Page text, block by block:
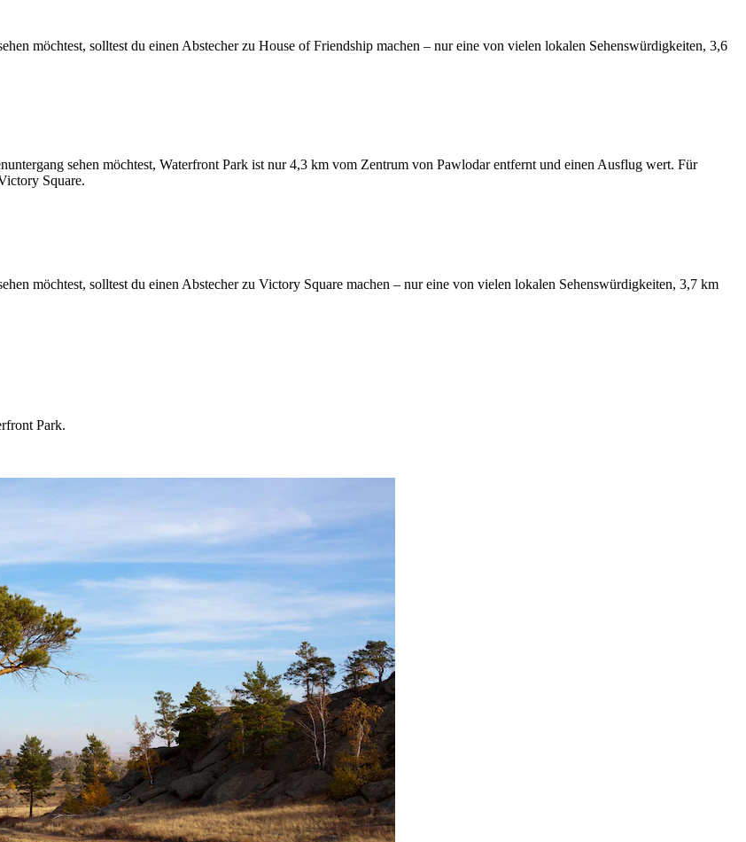
möchtest, solltest du einen Abstecher zu House of Friendship machen – nur eine von vielen lokalen Sehenswürdigkeiten, 3,6
sehen möchtest, Waterfront Park ist nur 4,3 km vom Zentrum von Pawlodar entfernt und einen Ausflug wert. Für
Square.
möchtest, solltest du einen Abstecher zu Victory Square machen – nur eine von vielen lokalen Sehenswürdigkeiten, 3,7 km
Park.